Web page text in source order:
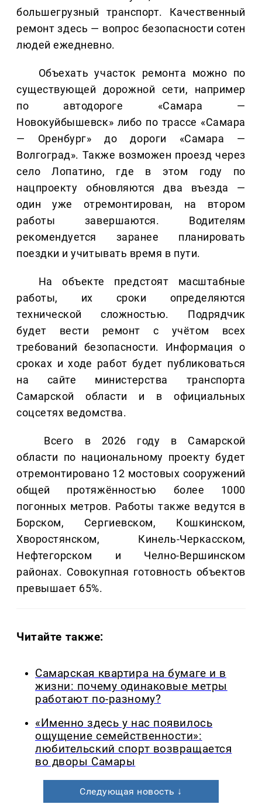
большегрузный транспорт. Качественный
ремонт здесь — вопрос безопасности сотен
людей ежедневно.
Объехать участок ремонта можно по
существующей дорожной сети, например
по автодороге «Самара —
Новокуйбышевск» либо по трассе «Самара
— Оренбург» до дороги «Самара —
Волгоград». Также возможен проезд через
село Лопатино, где в этом году по
нацпроекту обновляются два въезда —
один уже отремонтирован, на втором
работы завершаются. Водителям
рекомендуется заранее планировать
поездки и учитывать время в пути.
На объекте предстоят масштабные
работы, их сроки определяются
технической сложностью. Подрядчик
будет вести ремонт с учётом всех
требований безопасности. Информация о
сроках и ходе работ будет публиковаться
на сайте министерства транспорта
Самарской области и в официальных
соцсетях ведомства.
Всего в 2026 году в Самарской
области по национальному проекту будет
отремонтировано 12 мостовых сооружений
общей протяжённостью более 1000
погонных метров. Работы также ведутся в
Борском, Сергиевском, Кошкинском,
Хворостянском, Кинель-Черкасском,
Нефтегорском и Челно-Вершинском
районах. Совокупная готовность объектов
превышает 65%.
Читайте также:
Самарская квартира на бумаге и в
жизни: почему одинаковые метры
работают по-разному?
«Именно здесь у нас появилось
ощущение семейственности»:
любительский спорт возвращается
во дворы Самары
Следующая новость ↓